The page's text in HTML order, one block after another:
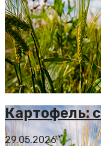
Картофель:
29.05.2026